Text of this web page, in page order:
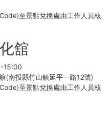
至景點兌換處由工作人員核
舘
15:00
(南投縣竹山鎮延平一路12號)
至景點兌換處由工作人員核